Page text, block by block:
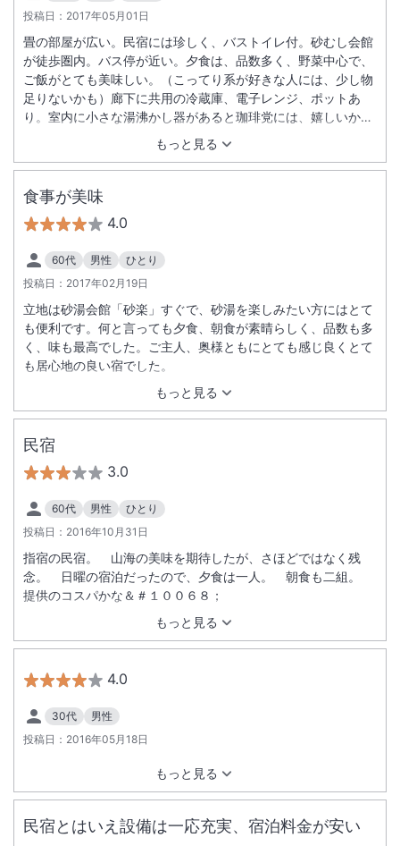
投稿日： 2017年05月01日
もっと見る
畳の部屋が広い。民宿には珍しく、バストイレ付。砂むし会館
が徒歩圏内。バス停が近い。夕食は、品数多く、野菜中心で、
ご飯がとても美味しい。（こってり系が好きな人には、少し物
足りないかも）廊下に共用の冷蔵庫、電子レンジ、ポットあ
り。室内に小さな湯沸かし器があると珈琲党には、嬉しいか
食事が美味
4.0
60代 男性
ひとり
投稿日： 2017年02月19日
もっと見る
立地は砂湯会館「砂楽」すぐで、砂湯を楽しみたい方にはとて
も便利です。何と言っても夕食、朝食が素晴らしく、品数も多
く、味も最高でした。ご主人、奥様ともにとても感じ良くとて
も居心地の良い宿でした。
民宿
3.0
60代 男性
ひとり
投稿日： 2016年10月31日
もっと見る
指宿の民宿。 山海の美味を期待したが、さほどではなく残
念。 日曜の宿泊だったので、夕食は一人。 朝食も二組。
提供のコスパかな＆＃１００６８；
4.0
30代
男性
投稿日： 2016年05月18日
もっと見る
民宿とはいえ設備は一応充実、宿泊料金が安い